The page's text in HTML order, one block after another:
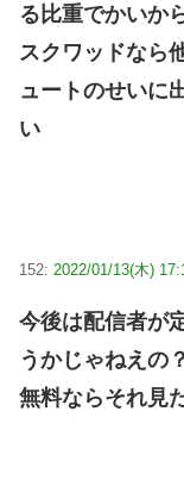
る比重でかいか
スクワッドなら
ュートのせいに
い
152: 2022/01/13(木)
今後は配信者が
うかじゃねえの？
無料ならそれ見